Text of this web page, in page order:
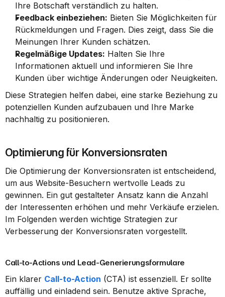
Ihre Botschaft verständlich zu halten.
Feedback einbeziehen: Bieten Sie Möglichkeiten für
Rückmeldungen und Fragen. Dies zeigt, dass Sie die
Meinungen Ihrer Kunden schätzen.
Regelmäßige Updates: Halten Sie Ihre
Informationen aktuell und informieren Sie Ihre
Kunden über wichtige Änderungen oder Neuigkeiten.
Diese Strategien helfen dabei, eine starke Beziehung zu
potenziellen Kunden aufzubauen und Ihre Marke
nachhaltig zu positionieren.
Optimierung für Konversionsraten
Die Optimierung der Konversionsraten ist entscheidend,
um aus Website-Besuchern wertvolle Leads zu
gewinnen. Ein gut gestalteter Ansatz kann die Anzahl
der Interessenten erhöhen und mehr Verkäufe erzielen.
Im Folgenden werden wichtige Strategien zur
Verbesserung der Konversionsraten vorgestellt.
Call-to-Actions und Lead-Generierungsformulare
Ein klarer Call-to-Action (CTA) ist essenziell. Er sollte
auffällig und einladend sein. Benutze aktive Sprache,